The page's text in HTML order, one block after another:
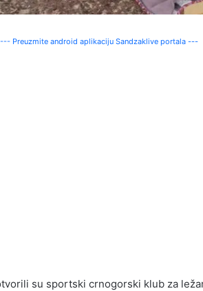
--- Preuzmite android aplikaciju Sandzaklive portala ---
su sportski crnogorski klub za